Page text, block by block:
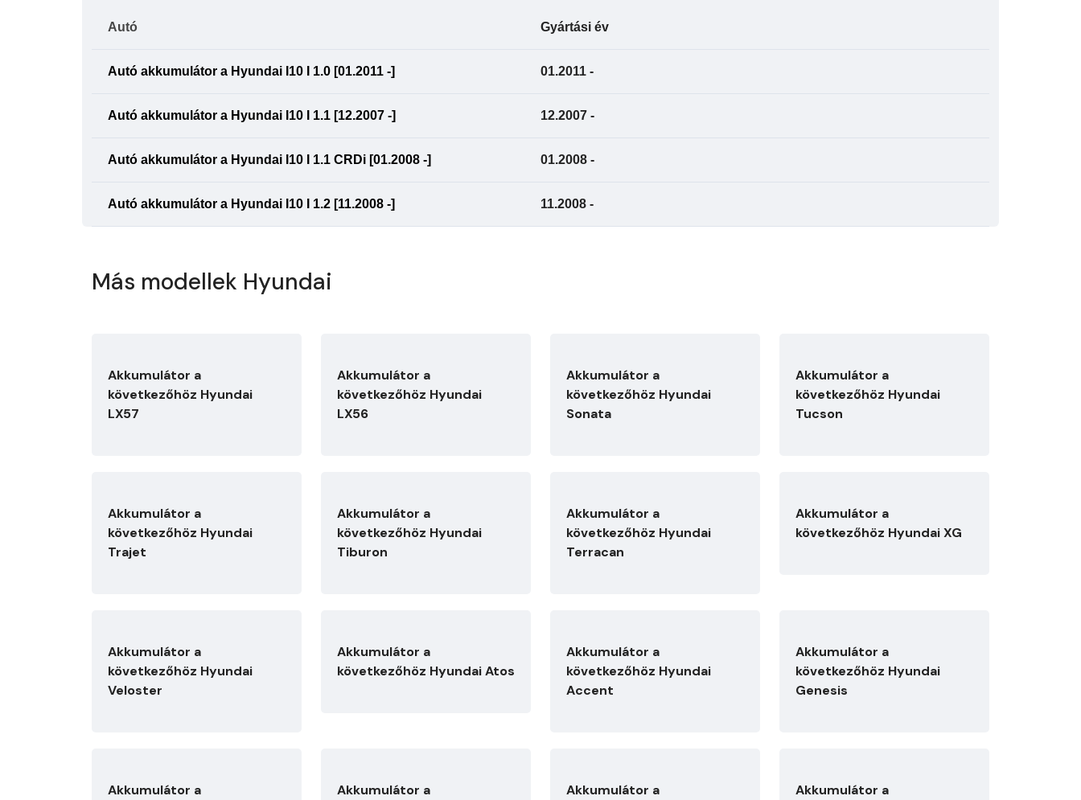
Autó Gyártási év
Autó akkumulátor a Hyundai I10 I 1.0 [01.2011 -] 01.2011 -
Autó akkumulátor a Hyundai I10 I 1.1 [12.2007 -] 12.2007 -
Autó akkumulátor a Hyundai I10 I 1.1 CRDi [01.2008 -] 01.2008 -
Autó akkumulátor a Hyundai I10 I 1.2 [11.2008 -] 11.2008 -
Más modellek Hyundai
Akkumulátor a
következőhöz Hyundai
LX57
Akkumulátor a
következőhöz Hyundai
LX56
Akkumulátor a
következőhöz Hyundai
Sonata
Akkumulátor a
következőhöz Hyundai
Tucson
Akkumulátor a
következőhöz Hyundai
Trajet
Akkumulátor a
következőhöz Hyundai
Tiburon
Akkumulátor a
következőhöz Hyundai
Terracan
Akkumulátor a
következőhöz Hyundai XG
Akkumulátor a
következőhöz Hyundai
Veloster
Akkumulátor a
következőhöz Hyundai Atos
Akkumulátor a
következőhöz Hyundai
Accent
Akkumulátor a
következőhöz Hyundai
Genesis
Akkumulátor a
Akkumulátor a
Akkumulátor a
Akkumulátor a